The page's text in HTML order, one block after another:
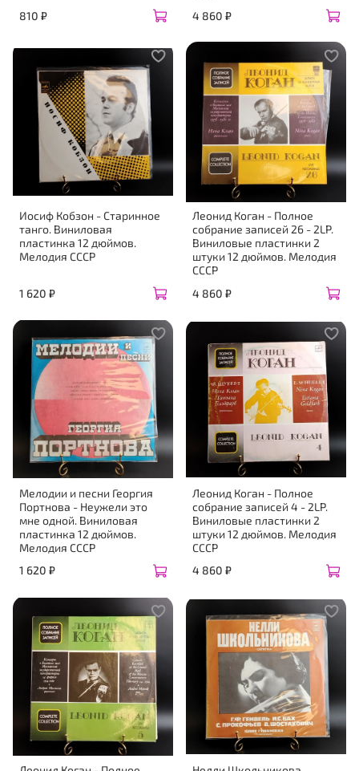
810 ₽
4 860 ₽
Иосиф Кобзон - Старинное
танго. Виниловая
пластинка 12 дюймов.
Мелодия СССР
1 620 ₽
Леонид Коган - Полное
собрание записей 26 - 2LP.
Виниловые пластинки 2
штуки 12 дюймов. Мелодия
СССР
4 860 ₽
Мелодии и песни Георгия
Портнова - Неужели это
мне одной. Виниловая
пластинка 12 дюймов.
Мелодия СССР
1 620 ₽
Леонид Коган - Полное
собрание записей 4 - 2LP.
Виниловые пластинки 2
штуки 12 дюймов. Мелодия
СССР
4 860 ₽